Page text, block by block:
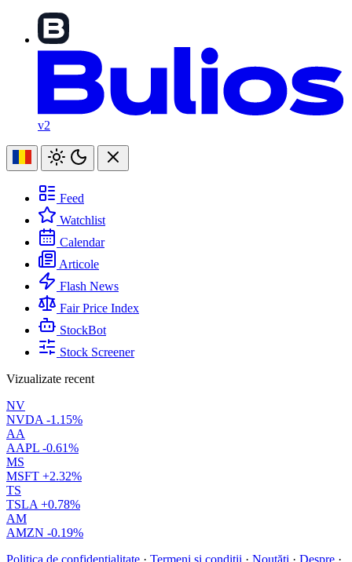
v2
Feed
Watchlist
Calendar
Articole
Flash News
Fair Price Index
StockBot
Stock Screener
Vizualizate recent
NV
NVDA -1.15%
AA
AAPL -0.61%
MS
MSFT +2.32%
TS
TSLA +0.78%
AM
AMZN -0.19%